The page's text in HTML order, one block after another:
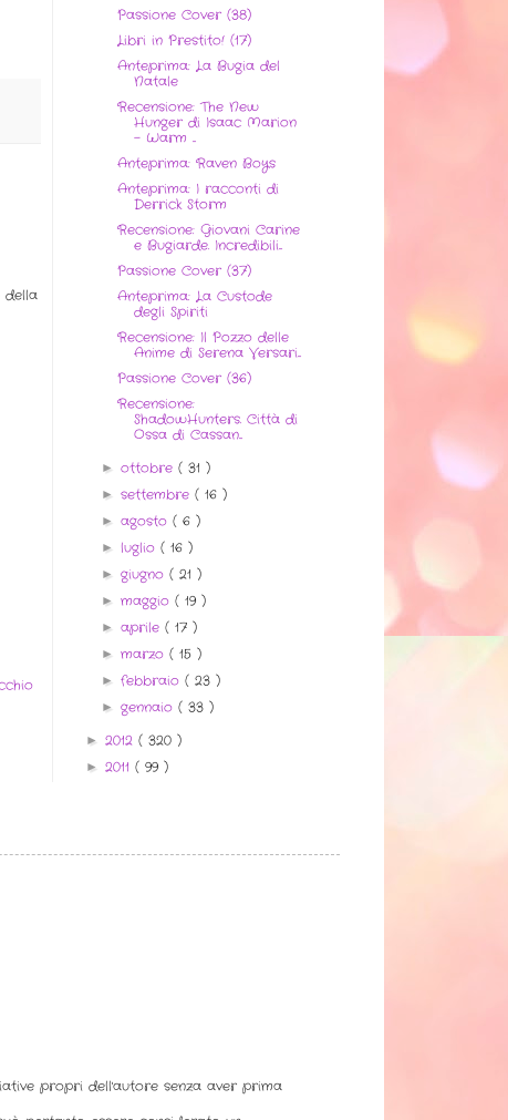
Passione Cover (38)
Libri in Prestito! (17)
Anteprima: La Bugia del
Natale
Recensione: The New
Hunger di Isaac Marion
- Warm ...
Anteprima: Raven Boys
Anteprima: I racconti di
Derrick Storm
Recensione: Giovani Carine
e Bugiarde. Incredibili...
Passione Cover (37)
Anteprima: La Custode
degli Spiriti
Recensione: Il Pozzo delle
Anime di Serena Versari...
Passione Cover (36)
Recensione:
ShadowHunters. Città di
Ossa di Cassan...
► ottobre ( 31 )
► settembre ( 16 )
► agosto ( 6 )
► luglio ( 16 )
► giugno ( 21 )
► maggio ( 19 )
► aprile ( 17 )
► marzo ( 15 )
► febbraio ( 23 )
► gennaio ( 33 )
► 2012 ( 320 )
► 2011 ( 99 )
propri dell'autore senza aver prima